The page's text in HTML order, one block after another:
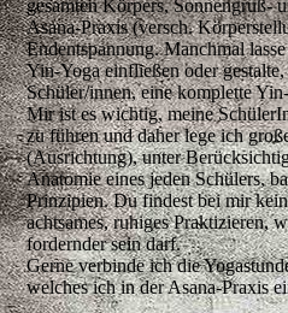
gesamten Körpers, Sonnengruß-
Asana-Praxis (versch.
Endentspannung. Manchmal
Yin-Yoga einfließen oder
Schüler/innen, eine komplette
Mir ist es wichtig, meine
zu führen und daher lege ich
(Ausrichtung), unter
Anatomie eines jeden Schülers,
Prinzipien. Du findest bei mir
achtsames, ruhiges Praktizieren,
fordernder sein darf.
Gerne verbinde ich die
welches ich in der Asana-Praxis